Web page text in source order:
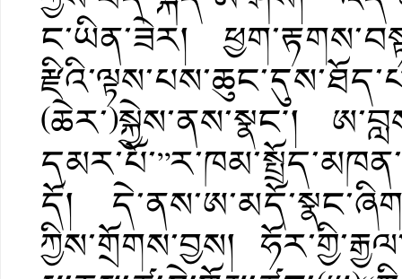
ང་ཡིན་ཟེར།
(ཆེར་)སྐྱེས་ནས་སྣང༌།
དོ།
ཀྱིས་གྲོགས་བྱས།